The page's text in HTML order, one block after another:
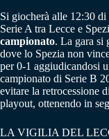
Si giocherà alle 12:30
Serie A tra Lecce e
campionato. La gara si
dove lo Spezia non
per 0-1 aggiudicandosi
campionato di Serie B
evitare la retrocessione
playout, ottenendo in
LA VIGILIA DEL